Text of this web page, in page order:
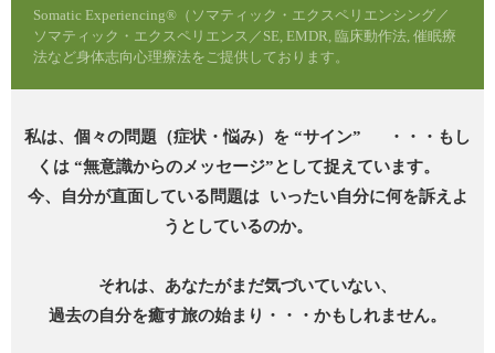
Somatic Experiencing®（ソマティック・エクスペリエンシング／
ソマティック・エクスペリエンス／SE, EMDR, 臨床動作法, 催眠療
法など身体志向心理療法をご提供しております。
私は、個々の問題（症状・悩み）を “サイン” ・・・もし
くは “無意識からのメッセージ”として捉えています。
今、自分が直面している問題は いったい自分に何を訴えよ
うとしているのか。
それは、あなたがまだ気づいていない、
過去の自分を癒す旅の始まり・・・かもしれません。